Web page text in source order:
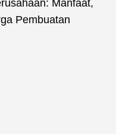
Manfaat,
Pembuatan